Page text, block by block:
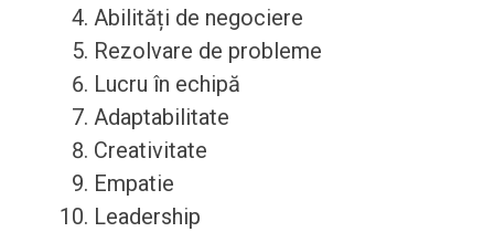
Abilități de negociere
Rezolvare de probleme
Lucru în echipă
Adaptabilitate
Creativitate
Empatie
Leadership